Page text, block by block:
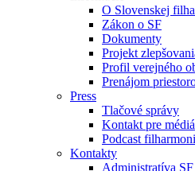
O Slovenskej
Zákon o SF
Dokumenty
Projekt
Profil verejného
Prenájom
Press
Tlačové správy
Kontakt pre médiá
Podcast
Kontakty
Administratíva SF